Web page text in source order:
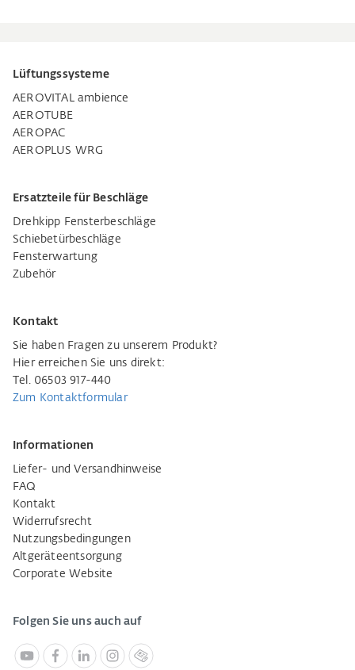
Lüftungssysteme
AEROVITAL ambience
AEROTUBE
AEROPAC
AEROPLUS WRG
Ersatzteile für Beschläge
Drehkipp Fensterbeschläge
Schiebetürbeschläge
Fensterwartung
Zubehör
Kontakt
Sie haben Fragen zu unserem Produkt?
Hier erreichen Sie uns direkt:
Tel. 06503 917-440
Zum Kontaktformular
Informationen
Liefer- und Versandhinweise
FAQ
Kontakt
Widerrufsrecht
Nutzungsbedingungen
Altgeräteentsorgung
Corporate Website
Folgen Sie uns auch auf